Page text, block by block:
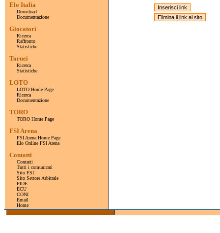
Elo Italia
Download
Documentazione
Giocatori
Ricerca
Raffronto
Statistiche
Tornei
Ricerca
Statistiche
LOTO
LOTO Home Page
Ricerca
Documentazione
TORO
TORO Home Page
FSI Arena
FSI Arena Home Page
Elo Online FSI Arena
Contatti
Contatti
Tutti i comunicati
Sito FSI
Sito Settore Arbitrale
FIDE
ECU
CONI
Email
Home